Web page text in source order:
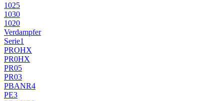
1025
1030
1020
Verdampfer
Serie1
PROHX
PR0HX
PR05
PR03
PBANR4
PE3